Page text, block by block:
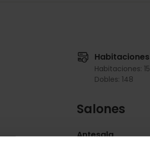
Habitaciones
Habitaciones:
Dobles: 148
Salones
Antesala